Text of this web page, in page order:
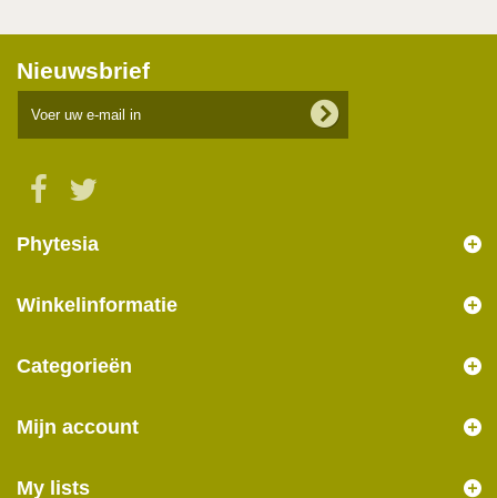
Nieuwsbrief
Phytesia
Winkelinformatie
Categorieën
Mijn account
My lists